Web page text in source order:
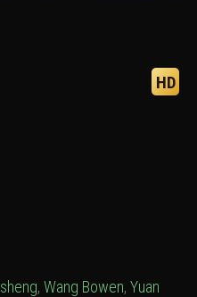
HD
, Wang Bowen, Yuan